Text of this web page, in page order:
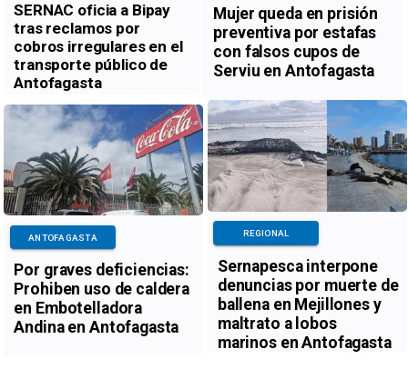
SERNAC oficia a Bipay
tras reclamos por
cobros irregulares en el
transporte público de
Antofagasta
Mujer queda en prisión
preventiva por estafas
con falsos cupos de
Serviu en Antofagasta
Por graves deficiencias:
Prohiben uso de caldera
en Embotelladora
Andina en Antofagasta
ANTOFAGASTA
Sernapesca interpone
denuncias por muerte de
ballena en Mejillones y
maltrato a lobos
marinos en Antofagasta
REGIONAL